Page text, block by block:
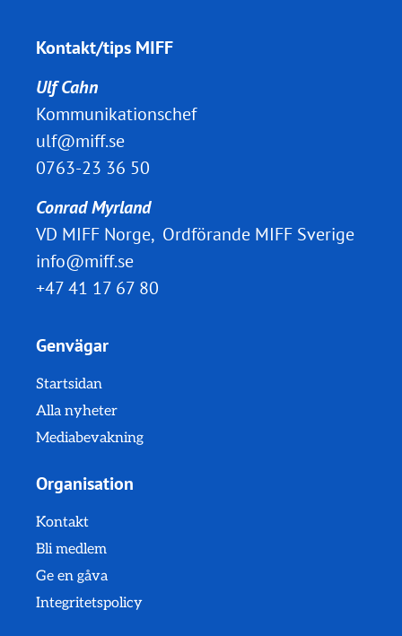
Kontakt/tips MIFF
Ulf Cahn
Kommunikationschef
ulf@miff.se
0763-23 36 50
Conrad Myrland
VD MIFF Norge, Ordförande MIFF Sverige
info@miff.se
+47 41 17 67 80
Genvägar
Startsidan
Alla nyheter
Mediabevakning
Organisation
Kontakt
Bli medlem
Ge en gåva
Integritetspolicy